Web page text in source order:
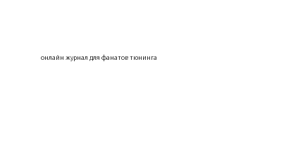
онлайн журнал для фанатов тюнинга
Капоты, крылья, арки